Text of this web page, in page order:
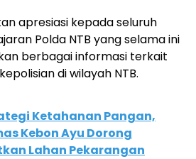
apresiasi kepada seluruh
Polda NTB yang selama ini
berbagai informasi terkait
di wilayah NTB.
Ketahanan Pangan,
Kebon Ayu Dorong
Lahan Pekarangan